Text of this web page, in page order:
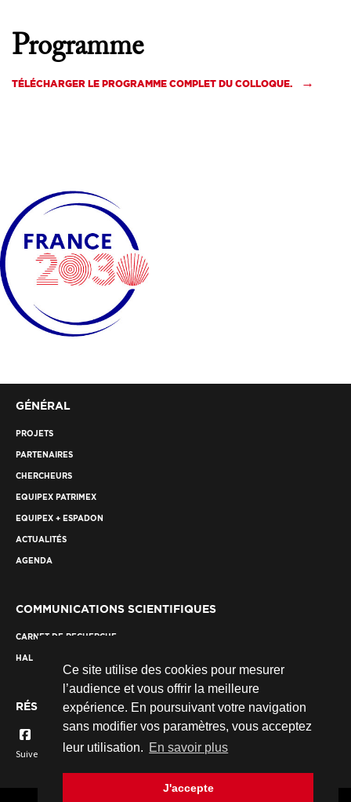
Ce site utilise des cookies pour mesurer
l’audience et vous offrir la meilleure
expérience. En poursuivant votre navigation
sans modifier vos paramètres, vous acceptez
leur utilisation. En savoir plus
J'accepte
Programme
TÉLÉCHARGER LE PROGRAMME COMPLET DU COLLOQUE.
GÉNÉRAL
PROJETS
PARTENAIRES
CHERCHEURS
EQUIPEX PATRIMEX
EQUIPEX + ESPADON
ACTUALITÉS
AGENDA
COMMUNICATIONS SCIENTIFIQUES
CARNET DE RECHERCHE
HAL
RÉSEAUX SOCIAUX
Suivez nous...